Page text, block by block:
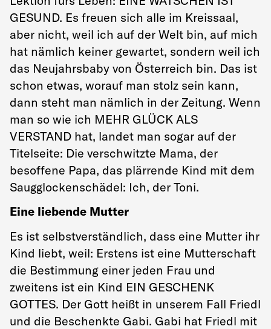
GESUND. Es freuen sich alle im Kreissaal,
aber nicht, weil ich auf der Welt bin, auf mich
hat nämlich keiner gewartet, sondern weil ich
das Neujahrsbaby von Österreich bin. Das ist
schon etwas, worauf man stolz sein kann,
dann steht man nämlich in der Zeitung. Wenn
man so wie ich MEHR GLÜCK ALS
VERSTAND hat, landet man sogar auf der
Titelseite: Die verschwitzte Mama, der
besoffene Papa, das plärrende Kind mit dem
Saugglockenschädel: Ich, der Toni.
Eine liebende Mutter
Es ist selbstverständlich, dass eine Mutter ihr
Kind liebt, weil: Erstens ist eine Mutterschaft
die Bestimmung einer jeden Frau und
zweitens ist ein Kind EIN GESCHENK
GOTTES. Der Gott heißt in unserem Fall Friedl
und die Beschenkte Gabi. Gabi hat Friedl mit